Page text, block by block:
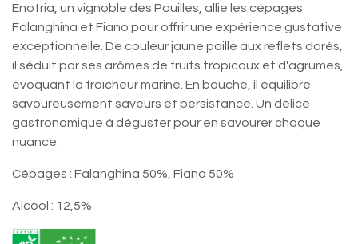
Enotria, un vignoble des Pouilles, allie les cépages
Falanghina et Fiano pour offrir une expérience gustative
exceptionnelle. De couleur jaune paille aux reflets dorés,
il séduit par ses arômes de fruits tropicaux et d'agrumes,
évoquant la fraîcheur marine. En bouche, il équilibre
savoureusement saveurs et persistance. Un délice
gastronomique à déguster pour en savourer chaque
nuance.
Cépages : Falanghina 50%, Fiano 50%
Alcool : 12,5%